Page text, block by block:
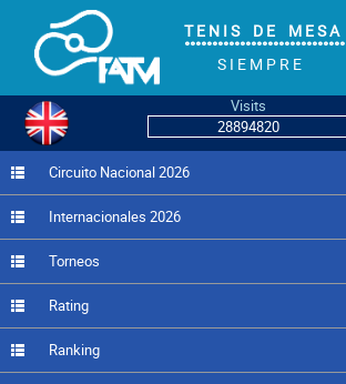
T E N I S D E M E S A
°°°°°°°°°°°°°°°°°°°°°°°°°°°°°
S I E M P R E
Visits
28894820
Circuito Nacional 2026
Internacionales 2026
Torneos
Rating
Ranking